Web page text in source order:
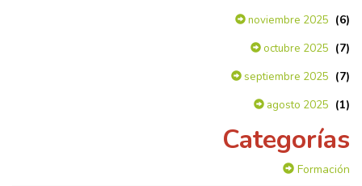
noviembre 2025 (6)
octubre 2025 (7)
septiembre 2025 (7)
agosto 2025 (1)
Categorías
Formación